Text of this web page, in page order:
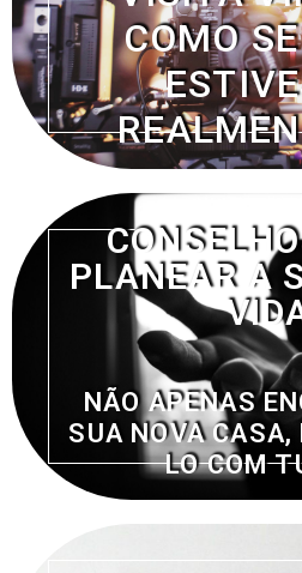
COMO
PLANEAR A
NÃO APENAS
SUA NOVA
LO COM